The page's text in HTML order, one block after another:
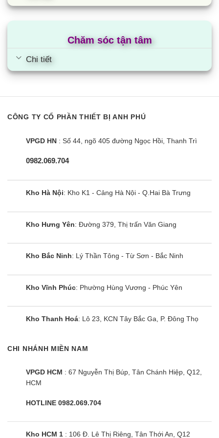
Máy giặt Toshiba 8kg cửa trên lồng đứng
Thiết kế gọn nhẹ, nắp máy ở phía trên kết hợp với lồng
Mức giá dao động từ 4,4 triệu đồng
nên chiếm nhiều diện tích lắp đặt
Mức giá dao động từ 5,4 – 8,9 triệu đồng
Tìm hiểu thêm
Toshiba là thương hiệu của công ty Toshiba Corporation –
dụng được thành lập năm 1939. Toshiba bắt đầu du nhập vào
Việt Nam từ những năm 1990 và ngày càng khẳng định được
Thái Lan trên dây chuyền công nghệ hiện đại đảm bảo chất
lượng tối đa.
Thời gian bảo hành
Máy giặt Toshiba được bảo hành 24 tháng kể từ ngày
mua nhưng không quá 33 tháng kể từ ngày xuất kho
Chăm sóc tận tâm
Chi tiết
CÔNG TY CỔ PHẦN THIẾT BỊ ANH PHÚ
VPGD HN : Số 44, ngõ 405 đường Ngọc Hồi, Thanh Trì
0982.069.704
Kho Hà Nội: Kho K1 - Cảng Hà Nội - Q.Hai Bà Trưng
Kho Hưng Yên: Đường 379, Thị trấn Văn Giang
Kho Bắc Ninh: Lý Thần Tông - Từ Sơn - Bắc Ninh
Kho Vĩnh Phúc: Phường Hùng Vương - Phúc Yên
Kho Thanh Hoá: Lô 23, KCN Tây Bắc Ga, P. Đông Thọ
CHI NHÁNH MIỀN NAM
VPGD HCM : 67 Nguyễn Thị Búp, Tân Chánh Hiệp, Q12,
HCM
HOTLINE 0982.069.704
Kho HCM 1 : 106 Đ. Lê Thị Riêng, Tân Thới An, Q12